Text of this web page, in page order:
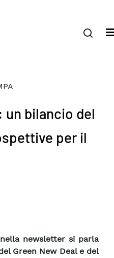
un bilancio del
per il
newsletter si parla
Green New Deal e del